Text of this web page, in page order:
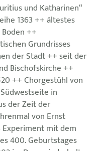
und Katharinen“
1363 ++ ältestes
++
Grundrisses
der Stadt ++ seit der
Bischofskirche ++
++ Chorgestühl von
in
der Zeit der
von Ernst
Experiment mit dem
400. Geburtstages